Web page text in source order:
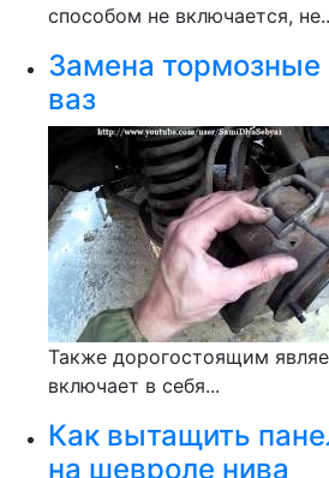
способом не включается,
Замена тормозные
ваз
Также дорогостоящим
включает в себя...
Как вытащить
на шевроле нива